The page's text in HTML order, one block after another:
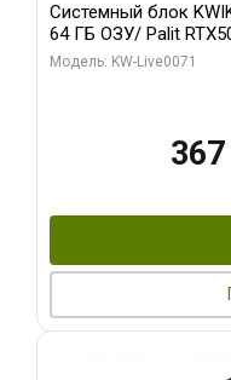
Системный блок
64 ГБ ОЗУ/ Palit
GDDR7 256bit 3xDP
Модель: KW-Live0071